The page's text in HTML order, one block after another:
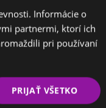
SLOVAK
ENGLISH
Informácie o
partnermi, ktorí ich
pri používaní
PRIJAŤ VŠETKO